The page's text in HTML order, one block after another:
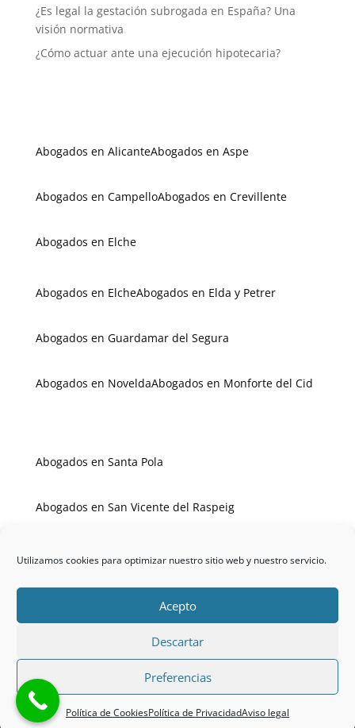
Utilizamos cookies para optimizar nuestro sitio web y nuestro servicio.
Acepto
Descartar
Preferencias
Política de CookiesPolítica de PrivacidadAviso legal
¿Es legal la gestación subrogada en España? Una
visión normativa
¿Cómo actuar ante una ejecución hipotecaria?
Abogados en AlicanteAbogados en Aspe
Abogados en CampelloAbogados en Crevillente
Abogados en Elche
Abogados en ElcheAbogados en Elda y Petrer
Abogados en Guardamar del Segura
Abogados en NoveldaAbogados en Monforte del Cid
Abogados en Santa Pola
Abogados en San Vicente del Raspeig
Copyright © 2025 · MC & SP LEGAL · All rights
reserved ·Política de privacidad-Política de
cookies-Aviso legal